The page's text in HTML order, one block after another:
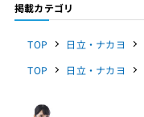
掲載カテゴリ
TOP 日立・ナカヨ
TOP
日立・ナカヨ